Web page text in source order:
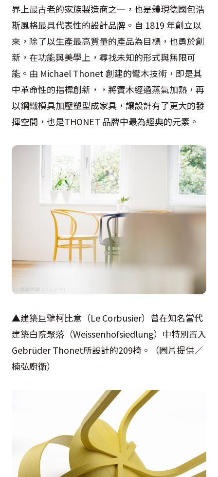
界上最古老的家族製造商之一，也是體現德國包浩
斯風格最具代表性的設計品牌。自 1819 年創立以
來，除了以生產最高質量的產品為目標，也勇於創
新，在功能與美學上，尋找未知的形式與無限可
能。由 Michael Thonet 創建的彎木技術，即是其
中革命性的指標創新，，將實木經過蒸氣加熱，再
以鋼鐵模具加壓塑型成家具，讓設計有了更大的發
揮空間，也是THONET 品牌中最為經典的元素。
▲建築巨擘柯比意（Le Corbusier）曾在知名當代
建築白院聚落（Weissenhofsiedlung）中特別置入
Gebrüder Thonet所設計的209椅。（圖片提供／
楠弘廚衛）